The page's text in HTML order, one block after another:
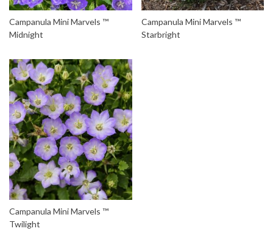
Campanula Mini Marvels ™
Midnight
Campanula Mini Marvels ™
Starbright
Campanula Mini Marvels ™
Twilight